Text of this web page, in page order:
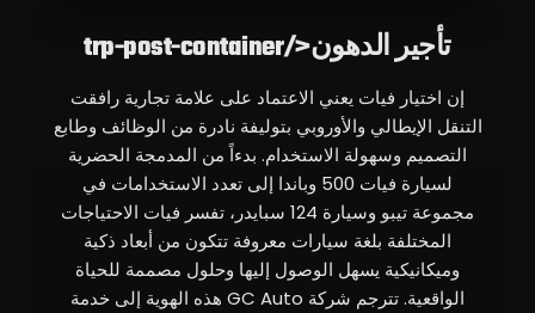
تأجير الدهون</trp-post-container
إن اختيار فيات يعني الاعتماد على علامة تجارية رافقت
التنقل الإيطالي والأوروبي بتوليفة نادرة من الوظائف وطابع
التصميم وسهولة الاستخدام. بدءاً من المدمجة الحضرية
لسيارة فيات 500 وباندا إلى تعدد الاستخدامات في
مجموعة تيبو وسيارة 124 سبايدر، تفسر فيات الاحتياجات
المختلفة بلغة سيارات معروفة تتكون من أبعاد ذكية
وميكانيكية يسهل الوصول إليها وحلول مصممة للحياة
الواقعية. تترجم شركة GC Auto هذه الهوية إلى خدمة